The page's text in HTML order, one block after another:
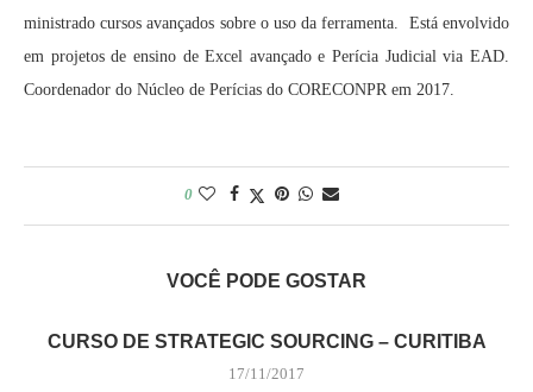
ministrado cursos avançados sobre o uso da ferramenta. Está envolvido
em projetos de ensino de Excel avançado e Perícia Judicial via EAD.
Coordenador do Núcleo de Perícias do CORECONPR em 2017.
0
VOCÊ PODE GOSTAR
CURSO DE STRATEGIC SOURCING – CURITIBA
17/11/2017